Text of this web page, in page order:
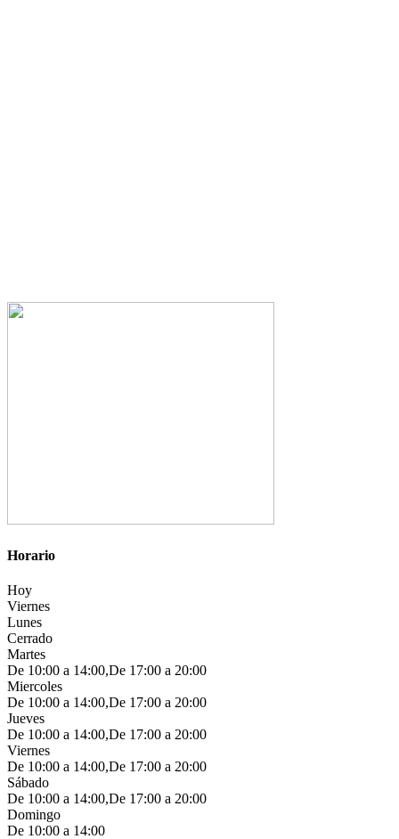
Horario
Hoy
Viernes
Lunes
Cerrado
Martes
De 10:00 a 14:00,De 17:00 a 20:00
Miercoles
De 10:00 a 14:00,De 17:00 a 20:00
Jueves
De 10:00 a 14:00,De 17:00 a 20:00
Viernes
De 10:00 a 14:00,De 17:00 a 20:00
Sábado
De 10:00 a 14:00,De 17:00 a 20:00
Domingo
De 10:00 a 14:00